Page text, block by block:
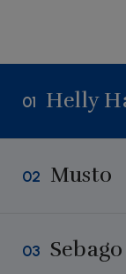
01 Helly
02 Musto
03 Sebago